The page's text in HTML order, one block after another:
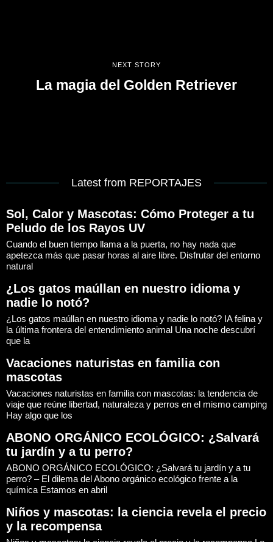
NEXT STORY
La magia del Golden Retriever
Latest from REPORTAJES
Sol, Calor y Mascotas: Cómo Proteger a tu
Peludo de los Rayos UV
Cuando el buen tiempo llama a la puerta, no hay nada que
apetezca más que pasar horas al aire libre. Disfrutar del entorno
natural
¿Los gatos maúllan en nuestro idioma y
nadie lo notó?
¿Los gatos maúllan en nuestro idioma y nadie lo notó? IA felina y
la última frontera del entendimiento animal Una noche descubrí
que la
Vacaciones naturistas en familia con
mascotas
Vacaciones naturistas en familia con mascotas: la tendencia de
viaje que reúne libertad, naturaleza y perros en el mismo camping
Hay algo que los
ABONO ORGÁNICO ECOLÓGICO: ¿Salvará
tu jardín y a tu perro?
ABONO ORGÁNICO ECOLÓGICO: ¿Salvará tu jardín y a tu
perro? – El dilema del Abono orgánico ecológico frente a la
química Estamos en abril
Niños y mascotas: la ciencia revela el precio
y la recompensa